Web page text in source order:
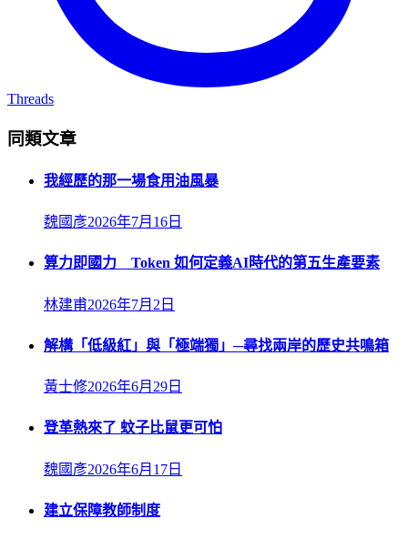
Threads
同類文章
我經歷的那一場食用油風暴
魏國彥2026年7月16日
算力即國力 Token 如何定義AI時代的第五生產要素
林建甫2026年7月2日
解構「低級紅」與「極端獨」─尋找兩岸的歷史共鳴箱
黃士修2026年6月29日
登革熱來了 蚊子比鼠更可怕
魏國彥2026年6月17日
建立保障教師制度